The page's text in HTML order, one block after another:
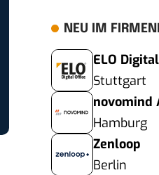
NEU IM
ELO
Stuttgart
novomind
Hamburg
Zenloop
Berlin